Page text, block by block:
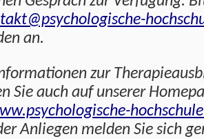
an.
zur
Sie auch auf unserer
Anliegen melden Sie sich